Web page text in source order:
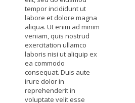
tempor incididunt ut
labore et dolore magna
aliqua. Ut enim ad minim
veniam, quis nostrud
exercitation ullamco
laboris nisi ut aliquip ex
ea commodo
consequat. Duis aute
irure dolor in
reprehenderit in
voluptate velit esse